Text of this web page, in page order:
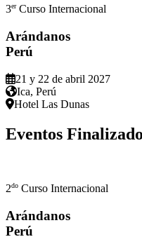
3erCurso Internacional
Arándanos
Perú
21 y 22 de abril 2027
Ica, Perú
Hotel Las Dunas
Eventos
2do Curso Internacional
Arándanos
Perú